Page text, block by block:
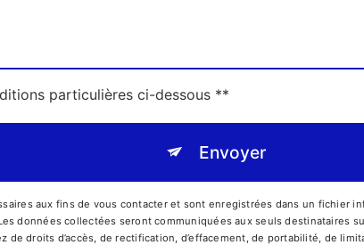
particulières ci-dessous **
Envoyer
aux fins de vous contacter et sont enregistrées dans un fichier
données collectées seront communiquées aux seuls destinataires
de droits d’accès, de rectification, d’effacement, de portabilité, de